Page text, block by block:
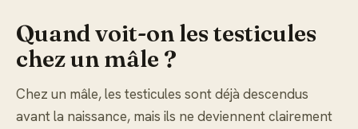
Quand voit-on les testicules
chez un mâle ?
Chez un mâle, les testicules sont déjà descendus
avant la naissance, mais ils ne deviennent clairement